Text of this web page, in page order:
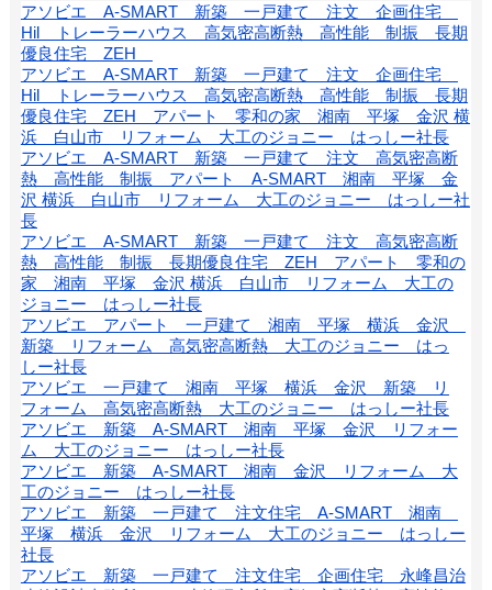
アソビエ A-SMART 新築 一戸建て 注文 企画住宅
Hil トレーラーハウス 高気密高断熱 高性能 制振 長期
優良住宅 ZEH
アソビエ A-SMART 新築 一戸建て 注文 企画住宅
Hil トレーラーハウス 高気密高断熱 高性能 制振 長期
優良住宅 ZEH アパート 零和の家 湘南 平塚 金沢 横
浜 白山市 リフォーム 大工のジョニー はっしー社長
アソビエ A-SMART 新築 一戸建て 注文 高気密高断
熱 高性能 制振 アパート A-SMART 湘南 平塚 金
沢 横浜 白山市 リフォーム 大工のジョニー はっしー社
長
アソビエ A-SMART 新築 一戸建て 注文 高気密高断
熱 高性能 制振 長期優良住宅 ZEH アパート 零和の
家 湘南 平塚 金沢 横浜 白山市 リフォーム 大工の
ジョニー はっしー社長
アソビエ アパート 一戸建て 湘南 平塚 横浜 金沢
新築 リフォーム 高気密高断熱 大工のジョニー はっ
しー社長
アソビエ 一戸建て 湘南 平塚 横浜 金沢 新築 リ
フォーム 高気密高断熱 大工のジョニー はっしー社長
アソビエ 新築 A-SMART 湘南 平塚 金沢 リフォー
ム 大工のジョニー はっしー社長
アソビエ 新築 A-SMART 湘南 金沢 リフォーム 大
工のジョニー はっしー社長
アソビエ 新築 一戸建て 注文住宅 A-SMART 湘南
平塚 横浜 金沢 リフォーム 大工のジョニー はっしー
社長
アソビエ 新築 一戸建て 注文住宅 企画住宅 永峰昌治